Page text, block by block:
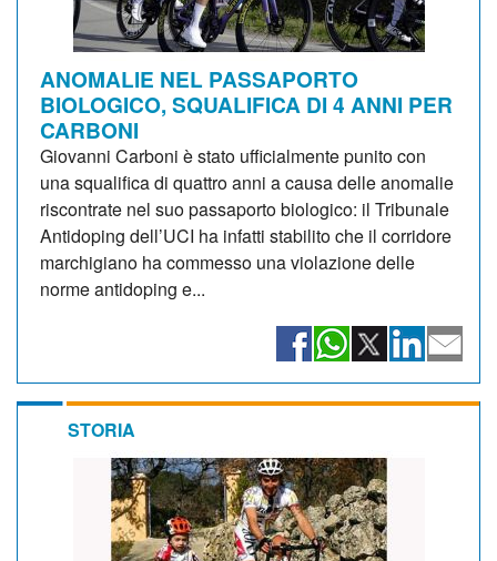
ANOMALIE NEL PASSAPORTO
BIOLOGICO, SQUALIFICA DI 4 ANNI PER
CARBONI
Giovanni Carboni è stato ufficialmente punito con
una squalifica di quattro anni a causa delle anomalie
riscontrate nel suo passaporto biologico: il Tribunale
Antidoping dell’UCI ha infatti stabilito che il corridore
marchigiano ha commesso una violazione delle
norme antidoping e...
STORIA